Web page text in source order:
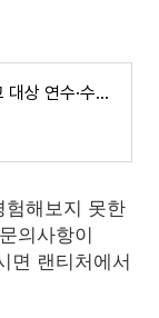
제주클래스 | 기업·기관·학교 대상 연수·수업 모음
험해보지 못한
의사항이
면 랜티처에서